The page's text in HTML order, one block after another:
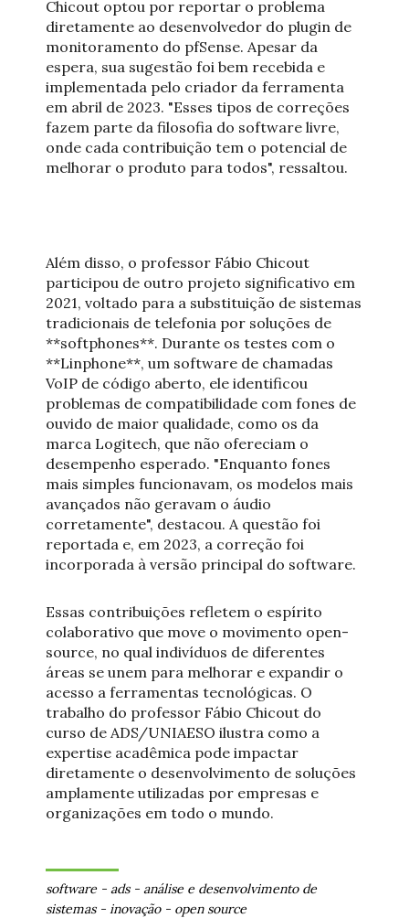
Chicout optou por reportar o problema
diretamente ao desenvolvedor do plugin de
monitoramento do pfSense. Apesar da
espera, sua sugestão foi bem recebida e
implementada pelo criador da ferramenta
em abril de 2023. "Esses tipos de correções
fazem parte da filosofia do software livre,
onde cada contribuição tem o potencial de
melhorar o produto para todos", ressaltou.
Além disso, o professor Fábio Chicout
participou de outro projeto significativo em
2021, voltado para a substituição de sistemas
tradicionais de telefonia por soluções de
**softphones**. Durante os testes com o
**Linphone**, um software de chamadas
VoIP de código aberto, ele identificou
problemas de compatibilidade com fones de
ouvido de maior qualidade, como os da
marca Logitech, que não ofereciam o
desempenho esperado. "Enquanto fones
mais simples funcionavam, os modelos mais
avançados não geravam o áudio
corretamente", destacou. A questão foi
reportada e, em 2023, a correção foi
incorporada à versão principal do software.
Essas contribuições refletem o espírito
colaborativo que move o movimento open-
source, no qual indivíduos de diferentes
áreas se unem para melhorar e expandir o
acesso a ferramentas tecnológicas. O
trabalho do professor Fábio Chicout do
curso de ADS/UNIAESO ilustra como a
expertise acadêmica pode impactar
diretamente o desenvolvimento de soluções
amplamente utilizadas por empresas e
organizações em todo o mundo.
software - ads- análise e desenvolvimento de
sistemas- inovação- open source